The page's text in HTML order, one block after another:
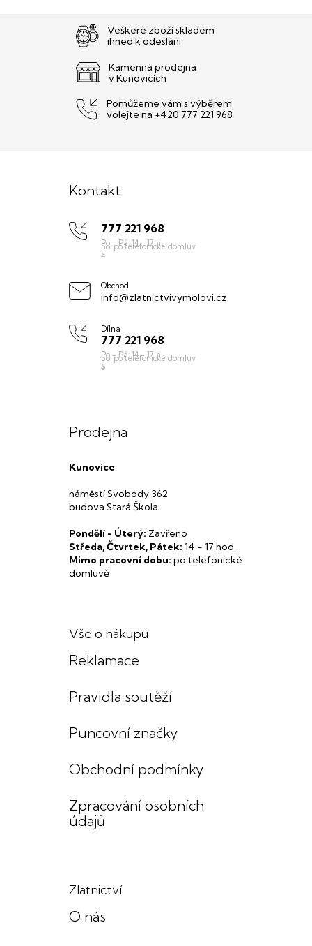
Veškeré zboží skladem
ihned k odeslání
Kamenná prodejna
v Kunovicích
Pomůžeme vám s výběrem
volejte na +420 777 221 968
Kontakt
777 221 968
Obchod
info@zlatnictvivymolovi.cz
Dílna
777 221 968
Prodejna
Kunovice
náměstí Svobody 362
budova Stará Škola
Pondělí - Úterý: Zavřeno
Středa, Čtvrtek, Pátek: 14 - 17 hod.
Mimo pracovní dobu: po telefonické
domluvě
Vše o nákupu
Reklamace
Pravidla soutěží
Puncovní značky
Obchodní podmínky
Zpracování osobních
údajů
Zlatnictví
O nás